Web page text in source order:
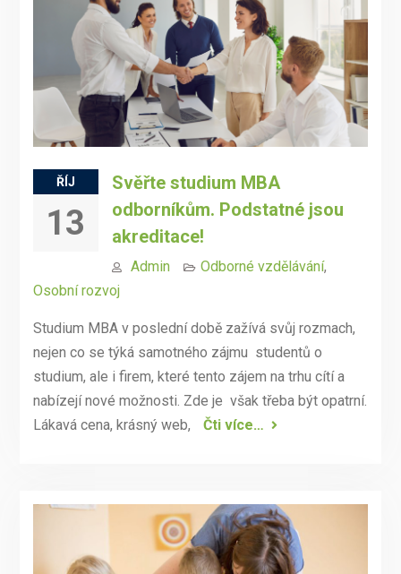
ŘÍJ
13
Svěřte studium MBA
odborníkům. Podstatné jsou
akreditace!
Admin Odborné vzdělávání,
Osobní rozvoj
Studium MBA v poslední době zažívá svůj rozmach,
nejen co se týká samotného zájmu studentů o
studium, ale i firem, které tento zájem na trhu cítí a
nabízejí nové možnosti. Zde je však třeba být opatrní.
Lákavá cena, krásný web,
Čti více…